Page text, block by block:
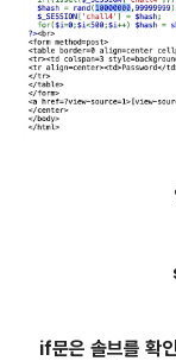
if문은 솔브를 확